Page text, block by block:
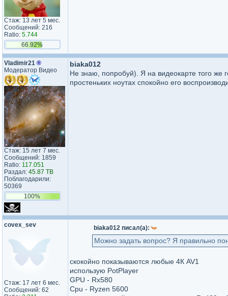
Стаж: 13 лет 5 мес.
Сообщений: 216
Ratio: 5.744
66.92%
Vladimir21 ®
Модератор Видео
Стаж: 15 лет 7 мес.
Сообщений: 1859
Ratio: 117.051
Раздал: 45.87 TB
Поблагодарили:
50369
100%
biaka012
Не знаю, попробуй). Я на видеокарте того же
простеньких ноутах спокойно его
covex_sev
Стаж: 17 лет 6 мес.
Сообщений: 62
biaka012 писал(а):
Можно задать вопрос? Я правильно
скокойно показываются любые 4К AV1
использую PotPlayer
GPU - Rx580
Cpu - Ryzen 5600